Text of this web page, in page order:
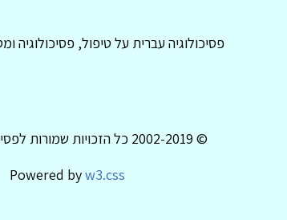
פסיכולוגיה עברית על טיפול, פסיכולוגיה
© 2002-2019 כל הזכויות שמורות לפסיכולוגיה עברית
Powered byw3.css